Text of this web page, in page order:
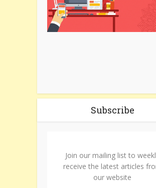
Subscribe
Join our mailing list to
receive the latest articles
our website